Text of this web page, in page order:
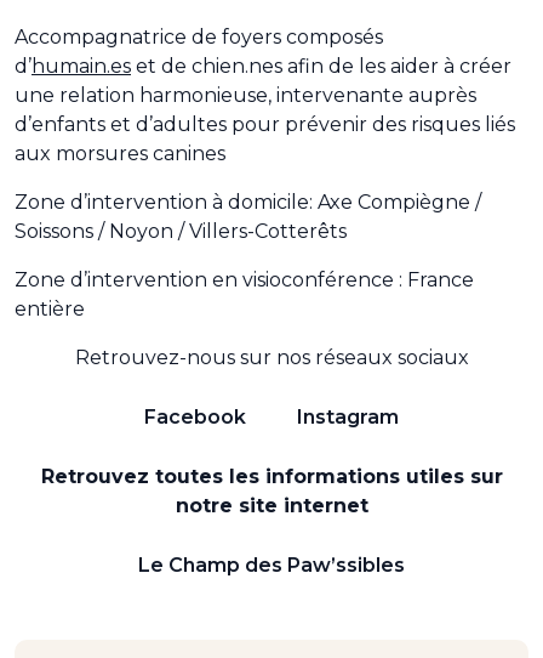
Accompagnatrice de foyers composés
d’humain.es et de chien.nes afin de les aider à créer
une relation harmonieuse, intervenante auprès
d’enfants et d’adultes pour prévenir des risques liés
aux morsures canines
Zone d’intervention à domicile: Axe Compiègne /
Soissons / Noyon / Villers-Cotterêts
Zone d’intervention en visioconférence : France
entière
Retrouvez-nous sur nos réseaux sociaux
Facebook Instagram
Retrouvez toutes les informations utiles sur
notre site internet
Le Champ des Paw’ssibles